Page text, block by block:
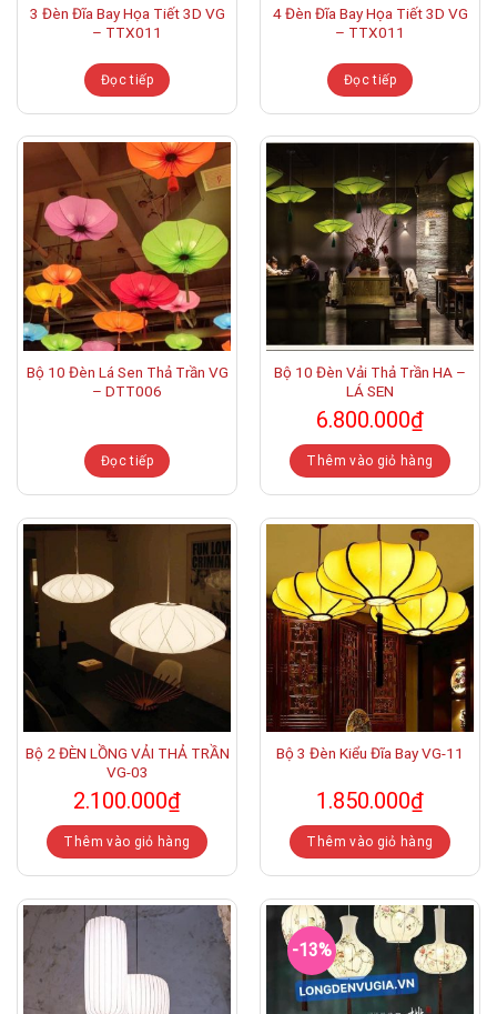
3 Đèn Đĩa Bay Họa Tiết 3D VG
– TTX011
Đọc tiếp
4 Đèn Đĩa Bay Họa Tiết 3D VG
– TTX011
Đọc tiếp
Bộ 10 Đèn Lá Sen Thả Trần VG
– DTT006
Đọc tiếp
Bộ 10 Đèn Vải Thả Trần HA –
LÁ SEN
6.800.000₫
Thêm vào giỏ hàng
Bộ 2 ĐÈN LỒNG VẢI THẢ TRẦN
VG-03
2.100.000₫
Thêm vào giỏ hàng
Bộ 3 Đèn Kiểu Đĩa Bay VG-11
1.850.000₫
Thêm vào giỏ hàng
-13%